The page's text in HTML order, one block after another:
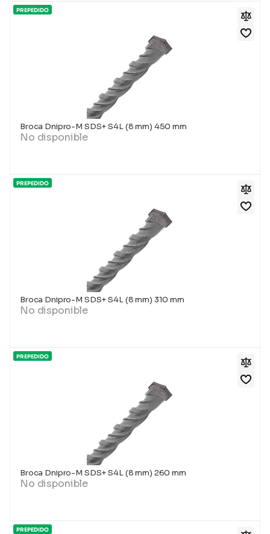
PREPEDIDO
Broca Dnipro-M SDS+ S4L (8 mm) 450 mm
No disponible
PREPEDIDO
Broca Dnipro-M SDS+ S4L (8 mm) 310 mm
No disponible
PREPEDIDO
Broca Dnipro-M SDS+ S4L (8 mm) 260 mm
No disponible
PREPEDIDO